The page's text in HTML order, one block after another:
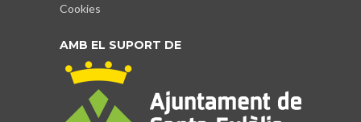
Cookies
AMB EL SUPORT DE